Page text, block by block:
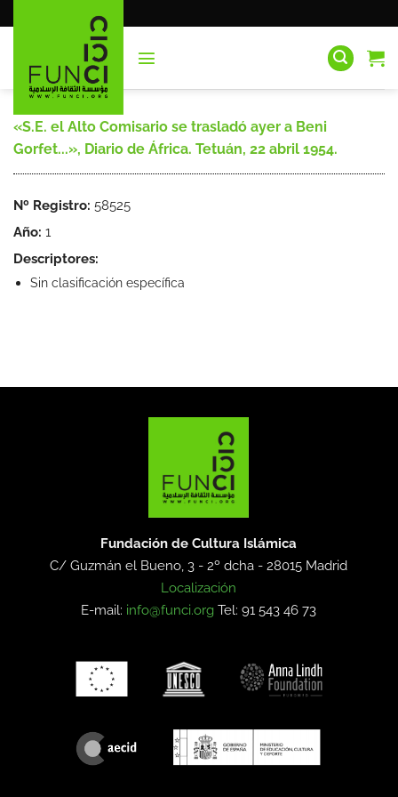
al
«S.E. el Alto Comisario se trasladó ayer a Beni
Gorfet...», Diario de África. Tetuán, 22 abril 1954.
Nº Registro: 58525
Año: 1
Descriptores:
Sin clasificación específica
Fundación de Cultura Islámica
C/ Guzmán el Bueno, 3 - 2º dcha -28015 Madrid
Localización
E-mail: info@funci.org Tel: 91 543 46 73